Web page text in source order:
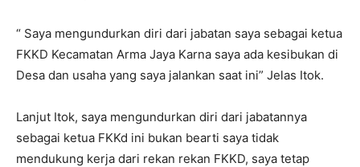
“ Saya mengundurkan diri dari jabatan saya sebagai ketua
FKKD Kecamatan Arma Jaya Karna saya ada kesibukan di
Desa dan usaha yang saya jalankan saat ini” Jelas Itok.
Lanjut Itok, saya mengundurkan diri dari jabatannya
sebagai ketua FKKd ini bukan bearti saya tidak
mendukung kerja dari rekan rekan FKKD, saya tetap